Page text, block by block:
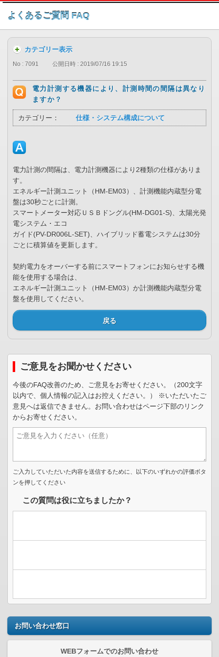
このページの本文へ
よくあるご質問 FAQ
カテゴリー表示
No : 7091 公開日時 : 2019/07/16 19:15
電力計測する機器により、計測時間の間隔は異なり
ますか？
カテゴリー： 仕様・システム構成について
電力計測の間隔は、電力計測機器により2種類の仕様がありま
す。
エネルギー計測ユニット（HM-EM03）、計測機能内蔵型分電
盤は30秒ごとに計測。
スマートメーター対応ＵＳＢドングル(HM-DG01-S)、太陽光発
電システム・エコ
ガイド(PV-DR006L-SET)、ハイブリッド蓄電システムは30分
ごとに積算値を更新します。
契約電力をオーバーする前にスマートフォンにお知らせする機
能を使用する場合は、
エネルギー計測ユニット（HM-EM03）か計測機能内蔵型分電
盤を使用してください。
戻る
ご意見をお聞かせください
今後のFAQ改善のため、ご意見をお寄せください。（200文字
以内で、個人情報の記入はお控えください。） ※いただいたご
意見へは返信できません。お問い合わせはページ下部のリンク
からお寄せください。
ご入力していただいた内容を送信するために、以下のいずれかの評価ボタ
ンを押してください
この質問は役に立ちましたか？
お問い合わせ窓口
WEBフォームでのお問い合わせ